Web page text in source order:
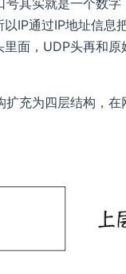
IP通过IP地址信
面，UDP头再和
充为四层结构，